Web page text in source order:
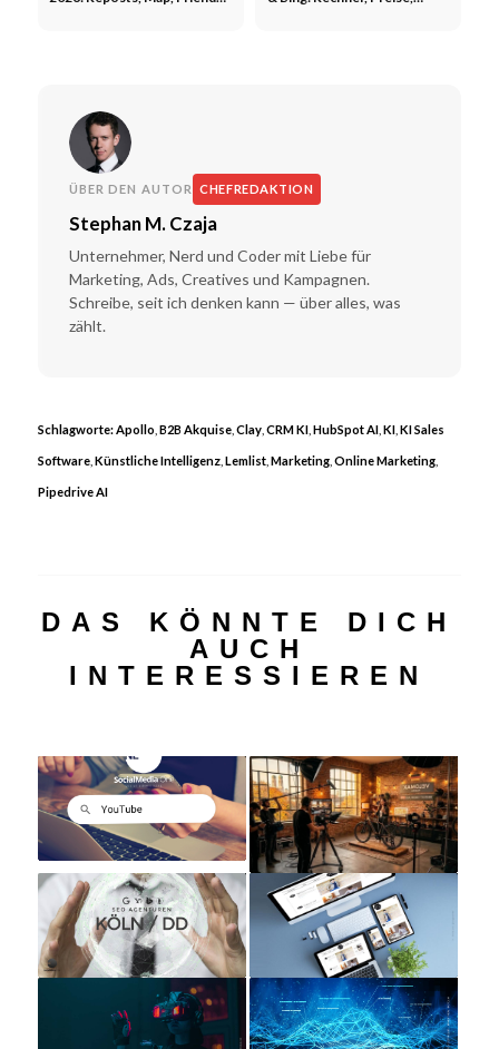
ÜBER DEN AUTOR CHEFREDAKTION
Stephan M. Czaja
Unternehmer, Nerd und Coder mit Liebe für
Marketing, Ads, Creatives und Kampagnen.
Schreibe, seit ich denken kann — über alles, was
zählt.
Schlagworte:Apollo B2B Akquise, Clay, CRM KI, HubSpot AI, KI, KI Sales
Software, Künstliche Intelligenz, Lemlist, Marketing, Online Marketing,
Pipedrive AI
DAS KÖNNTE DICH
AUCH
INTERESSIEREN